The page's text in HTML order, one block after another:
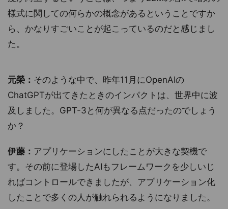
様式に関しての何らかの概念があるということですか
ら、かなりすごいことが起こっているのだと感じまし
た。
元榮： そのような中で、昨年11月にOpenAIの
ChatGPTが出てきたときのインパクトは、世界中に波
及しました。GPT-3と何が異なる点だったのでしょう
か？
伊藤： アプリケーションにしたことが大きな契機で
す。その前に登場したAIもフレームワークを少しいじ
ればコントロールできましたが、アプリケーション化
したことで多くの人が触れられるようになりました。